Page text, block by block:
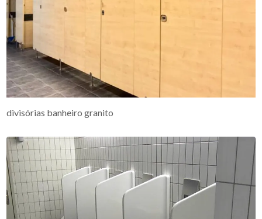
divisórias banheiro granito